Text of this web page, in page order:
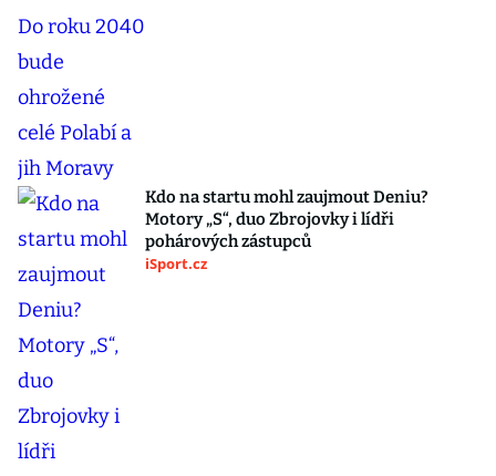
Kdo na startu mohl zaujmout Deniu?
Motory „S“, duo Zbrojovky i lídři
pohárových zástupců
iSport.cz